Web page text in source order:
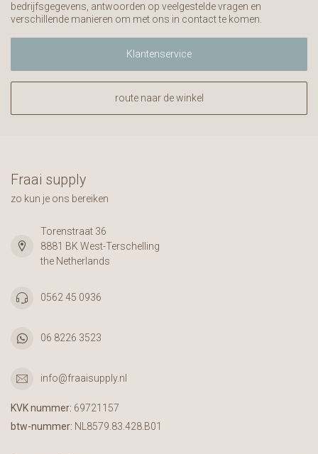
bedrijfsgegevens, antwoorden op veelgestelde vragen en
verschillende manieren om met ons in contact te komen.
Klantenservice
route naar de winkel
Fraai supply
zo kun je ons bereiken
Torenstraat 36
8881 BK West-Terschelling
the Netherlands
0562 45 0936
06 8226 3523
info@fraaisupply.nl
KVK nummer: 69721157
btw-nummer: NL8579.83.428.B01